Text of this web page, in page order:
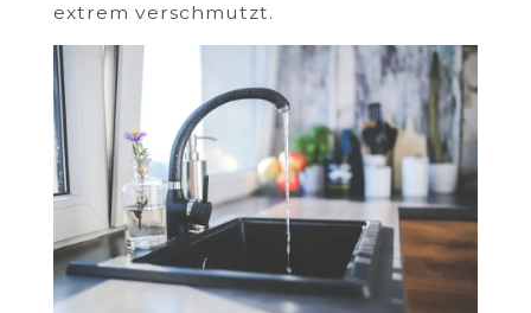
extrem verschmutzt.